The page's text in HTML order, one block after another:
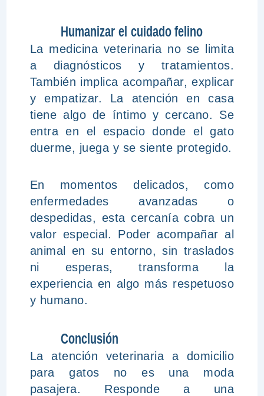
Humanizar el cuidado felino
La medicina veterinaria no se limita
a diagnósticos y tratamientos.
También implica acompañar, explicar
y empatizar. La atención en casa
tiene algo de íntimo y cercano. Se
entra en el espacio donde el gato
duerme, juega y se siente protegido.
En momentos delicados, como
enfermedades avanzadas o
despedidas, esta cercanía cobra un
valor especial. Poder acompañar al
animal en su entorno, sin traslados
ni esperas, transforma la
experiencia en algo más respetuoso
y humano.
Conclusión
La atención veterinaria a domicilio
para gatos no es una moda
pasajera. Responde a una